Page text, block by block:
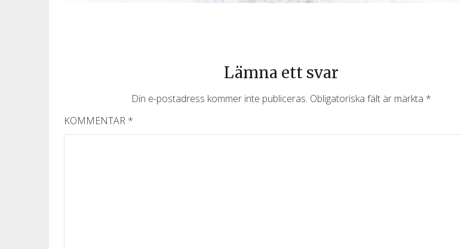
Lämna ett svar
Din e-postadress kommer inte publiceras. Obligatoriska fält är märkta *
KOMMENTAR *